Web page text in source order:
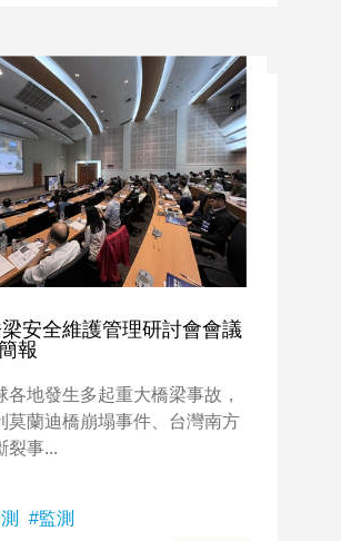
安全維護管理研討會會議
報
各地發生多起重大橋梁事故，
莫蘭迪橋崩塌事件、台灣南方
裂事...
監測